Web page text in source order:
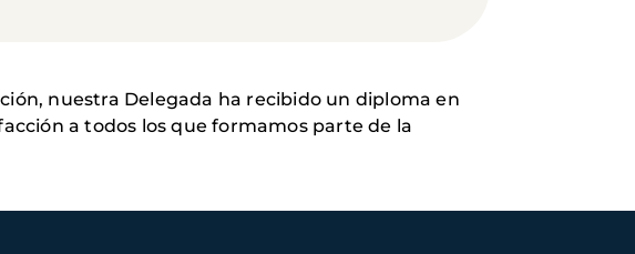
nuestra Delegada ha recibido un diploma en
a todos los que formamos parte de la